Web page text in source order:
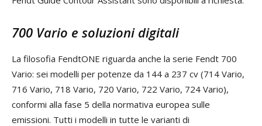
700 Vario e soluzioni digitali
La filosofia FendtONE riguarda anche la serie Fendt 700
Vario: sei modelli per potenze da 144 a 237 cv (714 Vario,
716 Vario, 718 Vario, 720 Vario, 722 Vario, 724 Vario),
conformi alla fase 5 della normativa europea sulle
emissioni. Tutti i modelli in tutte le varianti di